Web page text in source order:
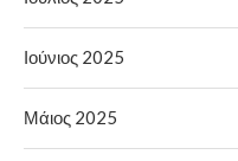
Ιούνιος 2025
Μάιος 2025